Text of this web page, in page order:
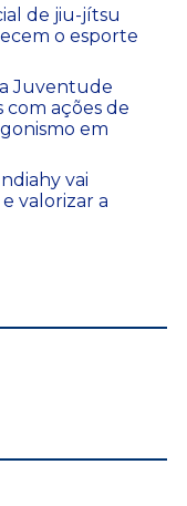
de jiu-jítsu
o esporte
Juventude
com ações de
em
vai
valorizar a